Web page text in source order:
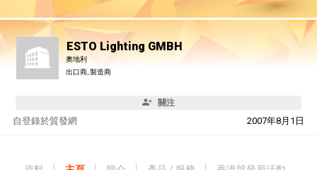
ESTO Lighting GMBH
奧地利
出口商, 製造商
關注
自 2007年8月1日
登錄於貿發網